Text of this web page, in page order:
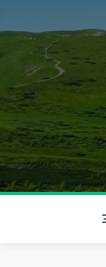
to
content